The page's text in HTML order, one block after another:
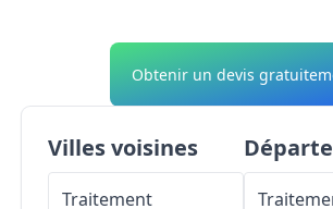
Obtenir un devis
Villes voisines
Traitement